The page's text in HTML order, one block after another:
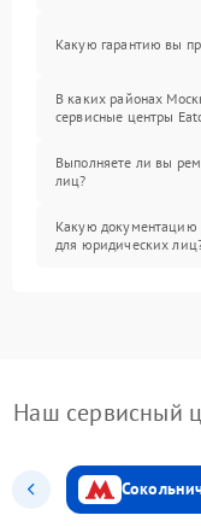
Какую гарантию вы
В каких районах
сервисные центры
Выполняете ли вы
лиц?
Какую документацию
для юридических
Наш сервисный